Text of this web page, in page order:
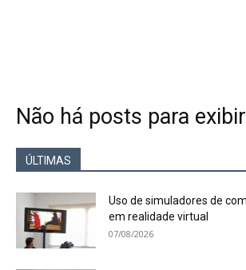
Não há posts para exibir
ÚLTIMAS
Uso de simuladores de
em realidade virtual
07/08/2026